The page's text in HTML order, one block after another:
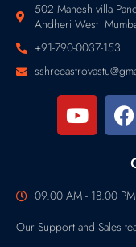
502 Mahesh villa
Andheri West
+91-790-0037-153
09.00 AM - 18.00
Our Support and Sales